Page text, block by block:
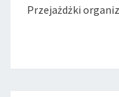
Przejażdżki